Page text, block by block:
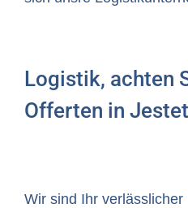
Logistik, achten
Offerten in
Wir sind Ihr